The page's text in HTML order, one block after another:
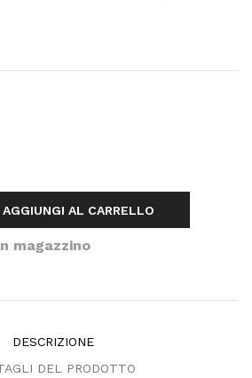
AGGIUNGI AL CARRELLO
magazzino
DESCRIZIONE
DEL PRODOTTO